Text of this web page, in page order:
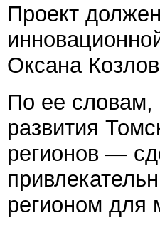
Проект
Оксана
По ее словам,
развития
регионов —
регионом для